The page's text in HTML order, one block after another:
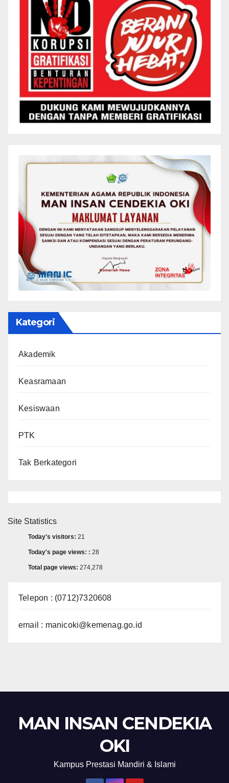
Kategori
Akademik
Keasramaan
Kesiswaan
PTK
Tak Berkategori
Site Statistics
Today's visitors: 21
Today's page views: : 28
Total page views: 274,278
Telepon : (0712)7320608
email : manicoki@kemenag.go.id
MAN INSAN CENDEKIA
OKI
Kampus Prestasi Mandiri & Islami